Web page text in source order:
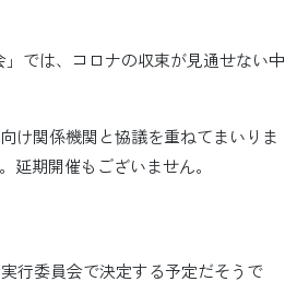
では、コロナの収束が見通せない中
け関係機関と協議を重ねてまいりま
延期開催もございません。
行委員会で決定する予定だそうで